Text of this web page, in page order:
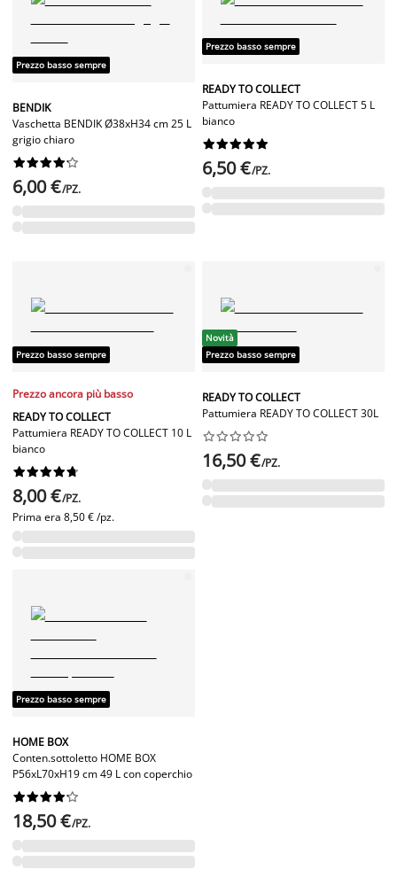
Prezzo basso sempre
BENDIK
Vaschetta BENDIK Ø38xH34 cm 25 L
grigio chiaro






6,00 €/PZ.
Prezzo basso sempre
READY TO COLLECT
Pattumiera READY TO COLLECT 5 L
bianco






6,50 €/PZ.
Prezzo basso sempre
Prezzo ancora più basso
READY TO COLLECT
Pattumiera READY TO COLLECT 10 L
bianco






8,00 €/PZ.
Prima era 8,50 € /pz.
Novità
Prezzo basso sempre
READY TO COLLECT
Pattumiera READY TO COLLECT 30L






16,50 €/PZ.
Prezzo basso sempre
HOME BOX
Conten.sottoletto HOME BOX
P56xL70xH19 cm 49 L con coperchio






18,50 €/PZ.